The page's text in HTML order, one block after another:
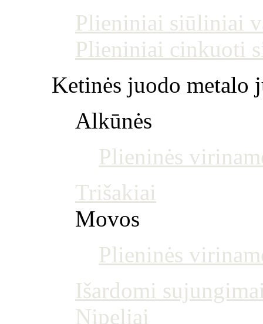
Plieniniai siūliniai
Plieniniai cinkuoti
Ketinės juodo metalo
Alkūnės
Plieninės
Trišakiai
Movos
Plieninės
Išardomi
Nipeliai